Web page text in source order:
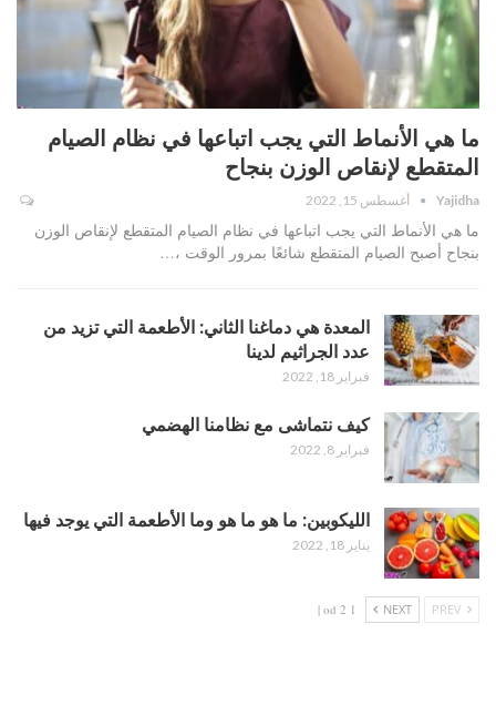
ما هي الأنماط التي يجب اتباعها في نظام الصيام
المتقطع لإنقاص الوزن بنجاح
Yajidha أغسطس 15, 2022
ما هي الأنماط التي يجب اتباعها في نظام الصيام المتقطع لإنقاص الوزن
بنجاح أصبح الصيام المتقطع شائعًا بمرور الوقت ،…
المعدة هي دماغنا الثاني: الأطعمة التي تزيد من
عدد الجراثيم لدينا
فبراير 18, 2022
كيف نتماشى مع نظامنا الهضمي
فبراير 8, 2022
الليكوبين: ما هو ما هو وما الأطعمة التي يوجد فيها
يناير 18, 2022
NEXT
1 od 2 |